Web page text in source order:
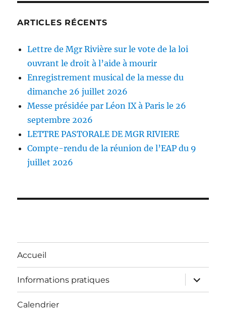
ARTICLES RÉCENTS
Lettre de Mgr Rivière sur le vote de la loi
ouvrant le droit à l’aide à mourir
Enregistrement musical de la messe du
dimanche 26 juillet 2026
Messe présidée par Léon IX à Paris le 26
septembre 2026
LETTRE PASTORALE DE MGR RIVIERE
Compte-rendu de la réunion de l’EAP du 9
juillet 2026
Accueil
Informations pratiques
ouvrir
le
sous-
Calendrier